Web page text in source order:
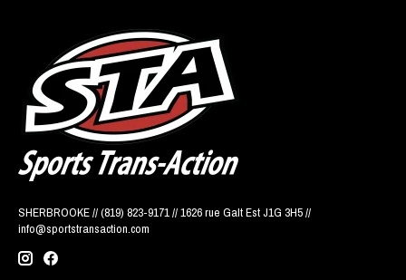
SHERBROOKE // (819) 823-9171 // 1626 rue Galt Est J1G 3H5 //
info@sportstransaction.com